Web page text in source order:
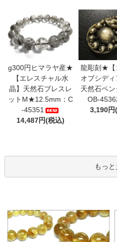
g300円ヒマラヤ産★
【エレスチャル水
晶】天然石ブレスレ
ットM★12.5mm：C
-45351
14,487円(税込)
龍彫刻★【
オブシデ
天然石ペン
OB-
3,190円
もっと